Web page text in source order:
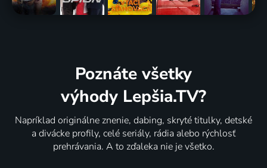
Poznáte všetky
výhody Lepšia.TV?
Napríklad originálne znenie, dabing, skryté titulky, detské
a divácke profily, celé seriály, rádia alebo rýchlosť
prehrávania. A to zďaleka nie je všetko.